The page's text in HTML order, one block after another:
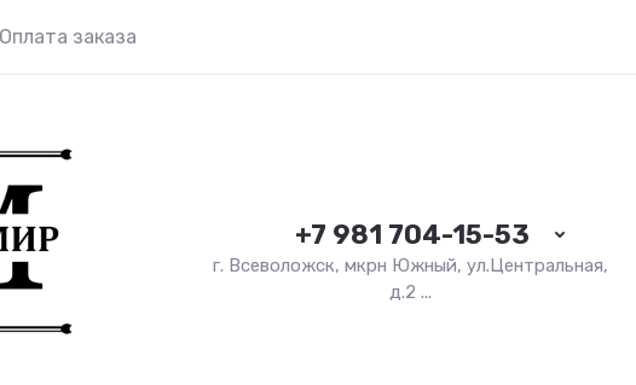
Оплата заказа
+7 981 704-15-53
г. Всеволожск, мкрн Южный, ул.Центральная,
д.2 ...